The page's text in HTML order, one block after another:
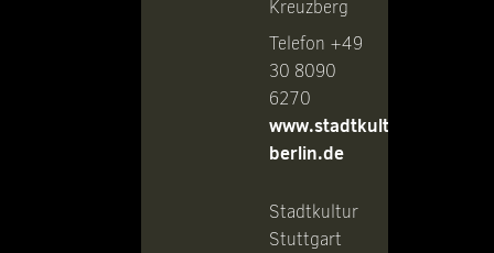
Kreuzberg
Telefon +49
30 8090
6270
www.stadtkultur-
berlin.de
Stadtkultur
Stuttgart